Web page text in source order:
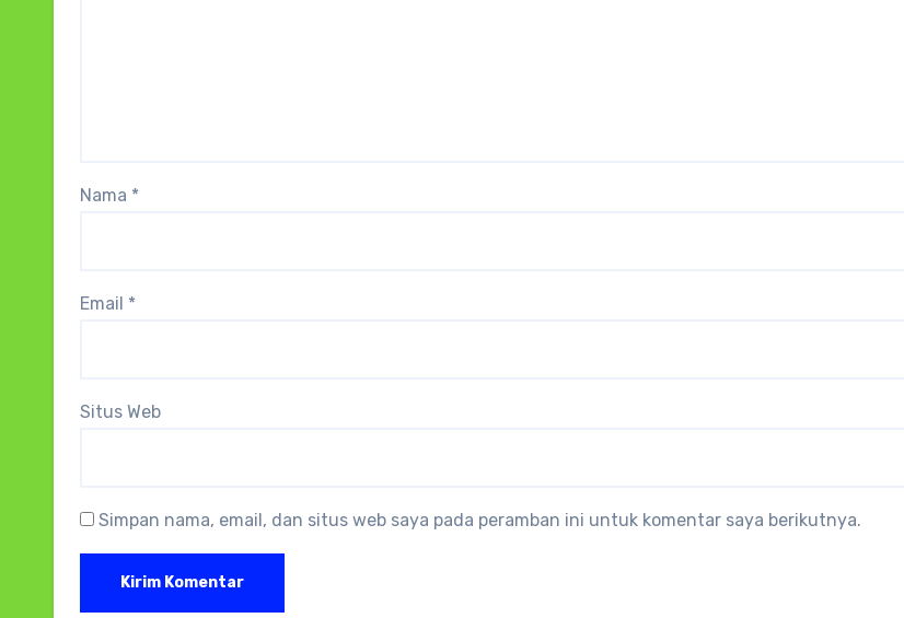
Nama *
Email *
Situs Web
Simpan nama, email, dan situs web saya pada peramban ini untuk komentar saya berikutnya.